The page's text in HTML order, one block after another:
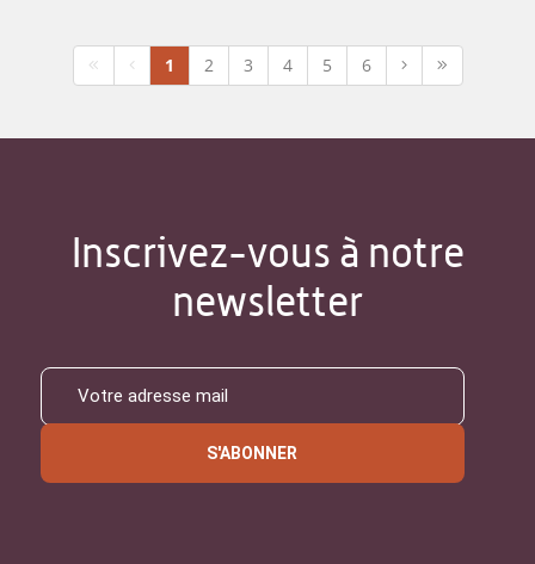
1 2 3 4 5 6
Inscrivez-vous à notre
newsletter
S'ABONNER